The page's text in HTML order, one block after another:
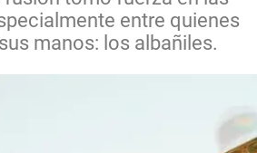
entre quienes
manos: los albañiles.